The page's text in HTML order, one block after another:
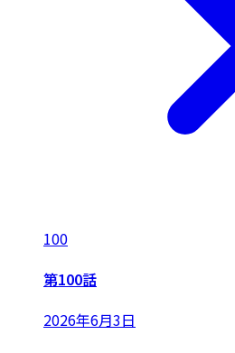
100
第100話
2026年6月3日